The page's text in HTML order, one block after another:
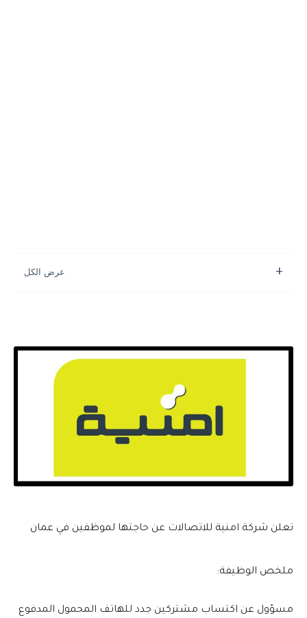
تعلن شركة امنية للاتصالات عن حاجتها لموظفين في عمان
ملخص الوظيفة:
مسؤول عن اكتساب مشتركين جدد للهاتف المحمول المدفوع